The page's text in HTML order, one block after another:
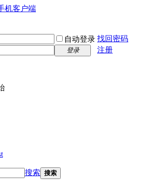
机客户端
自动登录 找回密码
登录 注册
搜索 搜索